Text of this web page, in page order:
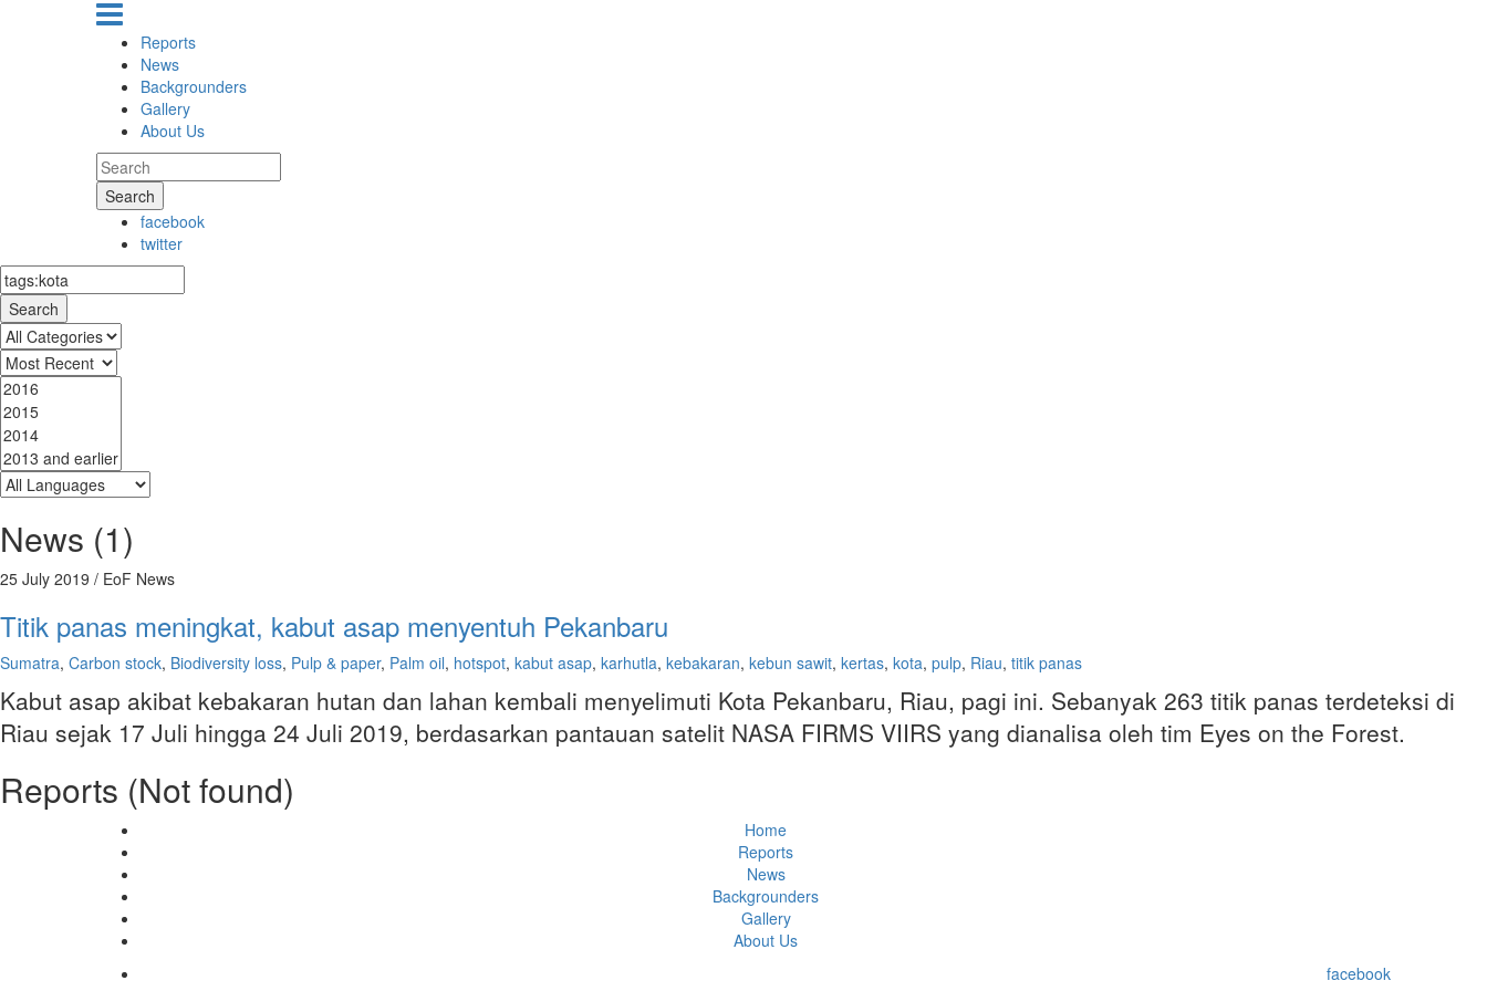
Reports
News
Backgrounders
Gallery
About Us
Search
facebook
twitter
Search
News (1)
25 July 2019 / EoF News
Titik panas meningkat, kabut asap menyentuh Pekanbaru
Sumatra, Carbon stock, Biodiversity loss, Pulp & paper, Palm oil, hotspot, kabut asap, karhutla, kebakaran, kebun sawit, kertas, kota, pulp, Riau, titik panas
Kabut asap akibat kebakaran hutan dan lahan kembali menyelimuti Kota Pekanbaru, Riau, pagi ini. Sebanyak 263 titik panas terdeteksi di
Riau sejak 17 Juli hingga 24 Juli 2019, berdasarkan pantauan satelit NASA FIRMS VIIRS yang dianalisa oleh tim Eyes on the Forest.
Reports (Not found)
Home
Reports
News
Backgrounders
Gallery
About Us
facebook